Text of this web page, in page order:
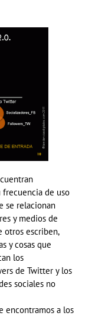
frecuencia de uso
se relacionan
y medios de
otros escriben,
y cosas que
los
de Twitter y los
sociales no
encontramos a los